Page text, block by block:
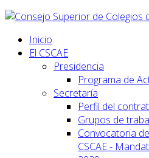
Inicio
El CSCAE
Presidencia
Programa de
Secretaría
Perfil del
Grupos de
Convocatoria
CSCAE -